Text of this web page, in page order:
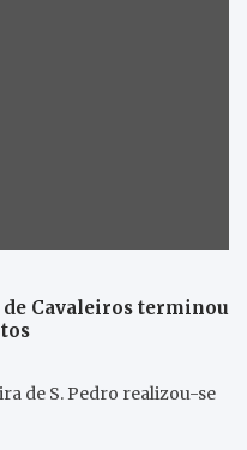
de Cavaleiros terminou
de S. Pedro realizou-se